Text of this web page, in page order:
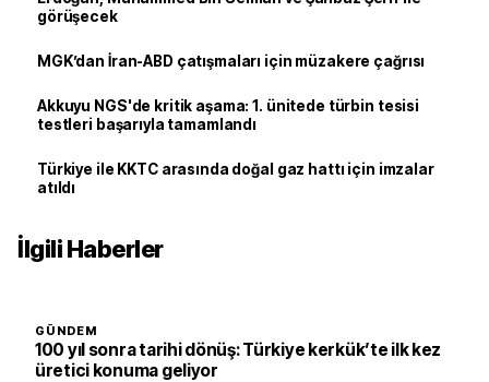
görüşecek
MGK’dan İran-ABD çatışmaları için müzakere çağrısı
Akkuyu NGS'de kritik aşama: 1. ünitede türbin tesisi
testleri başarıyla tamamlandı
Türkiye ile KKTC arasında doğal gaz hattı için imzalar
atıldı
İlgili Haberler
GÜNDEM
100 yıl sonra tarihi dönüş: Türkiye kerkük’te ilk kez
üretici konuma geliyor